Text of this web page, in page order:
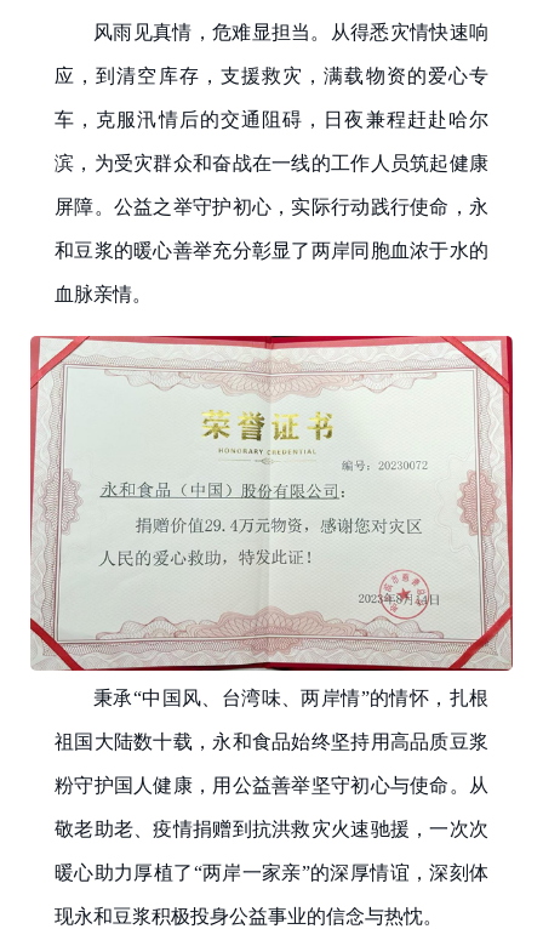
风雨见真情，危难显担当。从得悉灾情快速响
应，到清空库存，支援救灾，满载物资的爱心专
车，克服汛情后的交通阻碍，日夜兼程赶赴哈尔
滨，为受灾群众和奋战在一线的工作人员筑起健康
屏障。公益之举守护初心，实际行动践行使命，永
和豆浆的暖心善举充分彰显了两岸同胞血浓于水的
血脉亲情。
秉承“中国风、台湾味、两岸情”的情怀，扎根
祖国大陆数十载，永和食品始终坚持用高品质豆浆
粉守护国人健康，用公益善举坚守初心与使命。从
敬老助老、疫情捐赠到抗洪救灾火速驰援，一次次
暖心助力厚植了“两岸一家亲”的深厚情谊，深刻体
现永和豆浆积极投身公益事业的信念与热忱。